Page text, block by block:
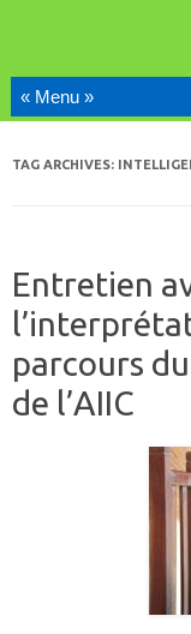
TAG ARCHIVES:
Entretien
parcours
de l’AIIC